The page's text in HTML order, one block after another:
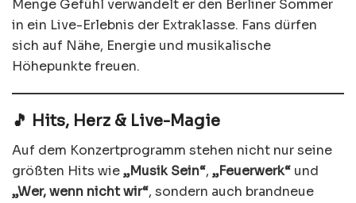
Menge Gefühl verwandelt er den Berliner Sommer
in ein Live-Erlebnis der Extraklasse. Fans dürfen
sich auf Nähe, Energie und musikalische
Höhepunkte freuen.
🎵 Hits, Herz & Live-Magie
Auf dem Konzertprogramm stehen nicht nur seine
größten Hits wie„Musik Sein“, „Feuerwerk“ und
„Wer, wenn nicht wir“, sondern auch brandneue